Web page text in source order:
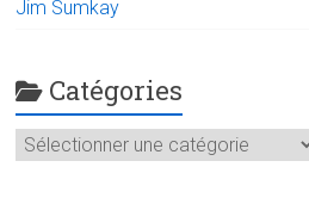
Jim Sumkay
Catégories
Catégories